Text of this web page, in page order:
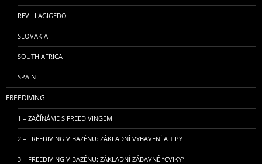
REVILLAGIGEDO
SLOVAKIA
SOUTH AFRICA
SPAIN
FREEDIVING
1 – ZAČÍNÁME S FREEDIVINGEM
2 – FREEDIVING V BAZÉNU: ZÁKLADNÍ VYBAVENÍ A TIPY
3 – FREEDIVING V BAZÉNU: ZÁKLADNÍ ZÁBAVNÉ “CVIKY”